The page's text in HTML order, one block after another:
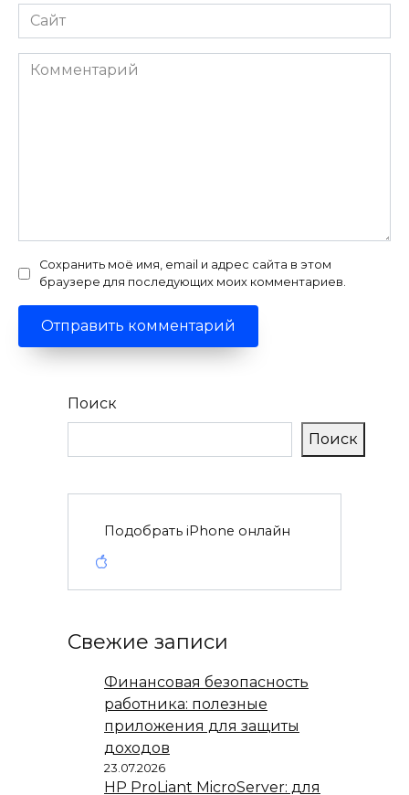
Сайт
Комментарий
Сохранить моё имя, email и адрес сайта в этом
браузере для последующих моих комментариев.
Поиск
Поиск
Подобрать iPhone онлайн
Свежие записи
Финансовая безопасность
работника: полезные
приложения для защиты
доходов
23.07.2026
HP ProLiant MicroServer: для